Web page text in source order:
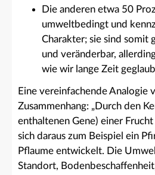
Die anderen etwa 50
umweltbedingt und
Charakter; sie sind somit
und veränderbar,
wie wir lange Zeit
Eine vereinfachende Analogie
Zusammenhang: „Durch den
enthaltenen Gene) einer
sich daraus zum Beispiel ein
Pflaume entwickelt. Die
Standort,